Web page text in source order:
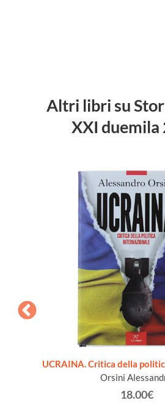
Altri libri su
XXI duemila
UCRAINA. Critica della
Orsini
18.00€